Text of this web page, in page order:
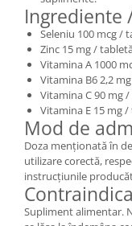
Ingrediente
Seleniu 100 mcg /
Zinc 15 mg /
Vitamina A 1000
Vitamina B6 2,2
Vitamina C 90 mg
Vitamina E 15 mg
Mod de
Doza menționată în
utilizare corectă,
instrucțiunile
Supliment alimentar.